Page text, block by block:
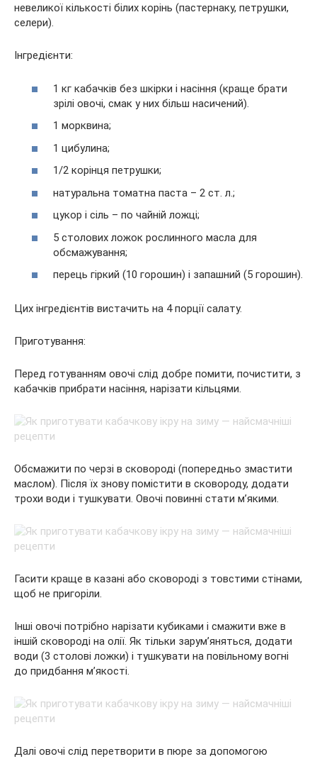
невеликої кількості білих корінь (пастернаку, петрушки,
селери).
Інгредієнти:
1 кг кабачків без шкірки і насіння (краще брати
зрілі овочі, смак у них більш насичений).
1 морквина;
1 цибулина;
1/2 корінця петрушки;
натуральна томатна паста – 2 ст. л.;
цукор і сіль – по чайній ложці;
5 столових ложок рослинного масла для
обсмажування;
перець гіркий (10 горошин) і запашний (5 горошин).
Цих інгредієнтів вистачить на 4 порції салату.
Приготування:
Перед готуванням овочі слід добре помити, почистити, з
кабачків прибрати насіння, нарізати кільцями.
Обсмажити по черзі в сковороді (попередньо змастити
маслом). Після їх знову помістити в сковороду, додати
трохи води і тушкувати. Овочі повинні стати м’якими.
Гасити краще в казані або сковороді з товстими стінами,
щоб не пригоріли.
Інші овочі потрібно нарізати кубиками і смажити вже в
іншій сковороді на олії. Як тільки зарум’яняться, додати
води (3 столові ложки) і тушкувати на повільному вогні
до придбання м’якості.
Далі овочі слід перетворити в пюре за допомогою